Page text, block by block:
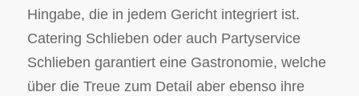
Hingabe, die in jedem Gericht integriert ist.
Catering Schlieben oder auch Partyservice
Schlieben garantiert eine Gastronomie, welche
über die Treue zum Detail aber ebenso ihre